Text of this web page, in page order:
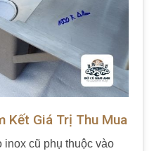
Kết Giá Trị Thu Mua
inox cũ phụ thuộc vào